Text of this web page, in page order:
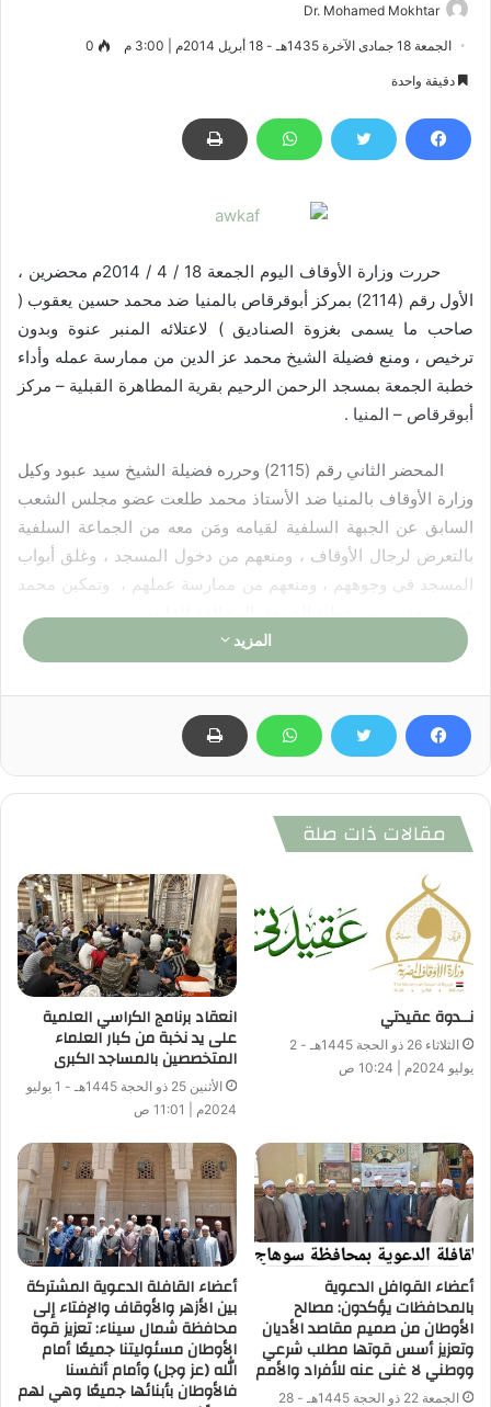
Dr. Mohamed Mokhtar
الجمعة 18 جمادى الآخرة 1435هـ - 18 أبريل 2014م | 3:00 م 0
دقيقة واحدة
حررت وزارة الأوقاف اليوم الجمعة 18 / 4 / 2014م محضرين ،
الأول رقم (2114) بمركز أبوقرقاص بالمنيا ضد محمد حسين يعقوب (
صاحب ما يسمى بغزوة الصناديق ) لاعتلائه المنبر عنوة وبدون
ترخيص ، ومنع فضيلة الشيخ محمد عز الدين من ممارسة عمله وأداء
خطبة الجمعة بمسجد الرحمن الرحيم بقرية المطاهرة القبلية – مركز
أبوقرقاص – المنيا .
المحضر الثاني رقم (2115) وحرره فضيلة الشيخ سيد عبود وكيل
وزارة الأوقاف بالمنيا ضد الأستاذ محمد طلعت عضو مجلس الشعب
السابق عن الجبهة السلفية لقيامه ومَن معه من الجماعة السلفية
بالتعرض لرجال الأوقاف ، ومنعهم من دخول المسجد ، وغلق أبواب
المسجد في وجوههم ، ومنعهم من ممارسة عملهم ، وتمكين محمد
ووزارة الأوقاف تؤكد أن هذه الأفعال الغوغائية لا تليق لا بالدين ،
ولا بالأخلاق ، ولا بالإنسانية ، ولا بالقيم المصرية الأصيلة ، ولا يمكن أن
تصدر عن أناس وطنيين طبيعيين أسوياء .
وتناشد الوزارة سائر الجهات المعنية بالدولة ممارسة دورها
ومحاولة لبسط السطوة والنفوذ على بيوت الله بالقوة والبلطجة ،
روافد التشدد والعنف والتطرف والإرهاب الذي نعاني منه .
وبما أن وزارة الأوقاف جادة في محاربة كل مظاهر التشدد
والتطرف والإرهاب والبلطجة الفكرية ، والعمل على نشر سماحة
الإسلام ، فإنها تؤكد أن ذلك لا يمكن أن يتم إلا بتكاتف جميع القوى
الوطنية والجهات المعنية بالدولة لمنع تكرار هذه البلطجة ، ومحاولة
إقامة كيانات دينية متطرفة خارج سيطرة الدولة وإطار القانون .
المزيد
مقالات ذات صلة
نــدوة عقيدتي
الثلاثاء 26 ذو الحجة 1445هـ - 2
يوليو 2024م | 10:24 ص
انعقاد برنامج الكراسي العلمية
على يد نخبة من كبار العلماء
المتخصصين بالمساجد الكبرى
الأثنين 25 ذو الحجة 1445هـ - 1 يوليو
2024م | 11:01 ص
أعضاء القوافل الدعوية
بالمحافظات يؤكدون: مصالح
الأوطان من صميم مقاصد الأديان
وتعزيز أسس قوتها مطلب شرعي
ووطني لا غنى عنه للأفراد والأمم
الجمعة 22 ذو الحجة 1445هـ - 28
أعضاء القافلة الدعوية المشتركة
بين الأزهر والأوقاف والإفتاء إلى
محافظة شمال سيناء: تعزيز قوة
الأوطان مسئوليتنا جميعًا أمام
الله (عز وجل) وأمام أنفسنا
فالأوطان بأبنائها جميعًا وهي لهم